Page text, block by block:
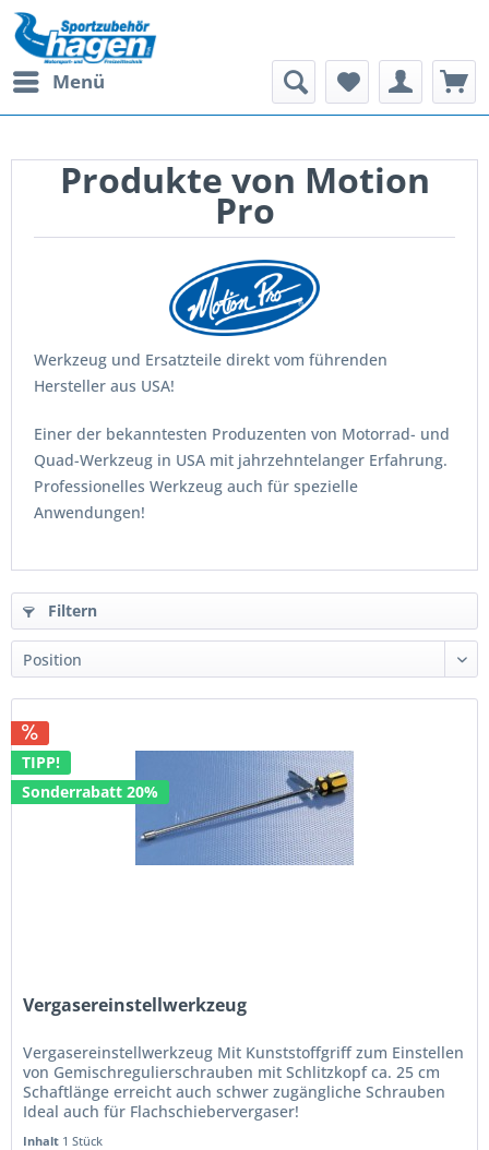
Menü
Produkte von Motion
Pro
Werkzeug und Ersatzteile direkt vom führenden
Hersteller aus USA!
Einer der bekanntesten Produzenten von Motorrad- und
Quad-Werkzeug in USA mit jahrzehntelanger Erfahrung.
Professionelles Werkzeug auch für spezielle
Anwendungen!
Filtern
TIPP!
Sonderrabatt 20%
Vergasereinstellwerkzeug
Vergasereinstellwerkzeug Mit Kunststoffgriff zum Einstellen
von Gemischregulierschrauben mit Schlitzkopf ca. 25 cm
Schaftlänge erreicht auch schwer zugängliche Schrauben
Ideal auch für Flachschiebervergaser!
Inhalt 1 Stück